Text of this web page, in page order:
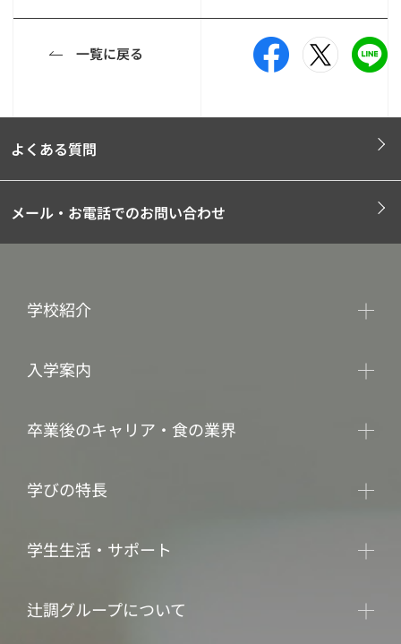
一覧に戻る
よくある質問
メール・お電話でのお問い合わせ
学校紹介
入学案内
卒業後のキャリア・食の業界
学びの特長
学生生活・サポート
辻調グループについて